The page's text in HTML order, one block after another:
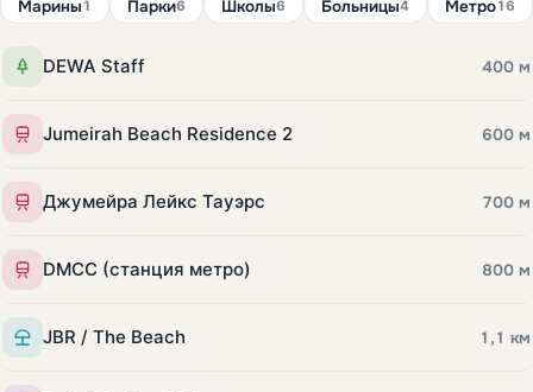
Марины1 Парки6 Школы6 Больницы4 Метро16
DEWA Staff 400 м
Jumeirah Beach Residence 2 600 м
Джумейра Лейкс Тауэрс 700 м
DMCC (станция метро) 800 м
JBR / The Beach 1,1 км